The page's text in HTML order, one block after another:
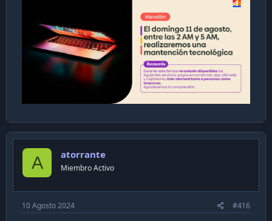
Ver adjunto 37756
A atorrante
Miembro Activo
10 Agosto 2024 #416